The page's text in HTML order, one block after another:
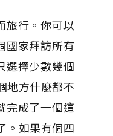
旅行。你可以
國家拜訪所有
選擇少數幾個
地方什麼都不
完成了一個這
。如果有個四